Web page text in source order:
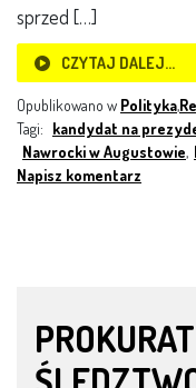
sprzed […]
CZYTAJ DALEJ…
Opublikowano w Polityka,
Tagi: kandydat na
Nawrocki w Augustowie,
Napisz komentarz